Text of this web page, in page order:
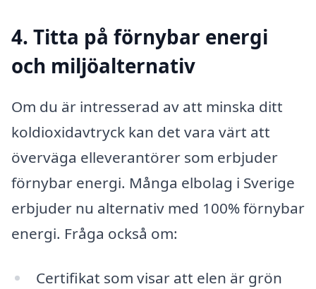
4. Titta på förnybar energi
och miljöalternativ
Om du är intresserad av att minska ditt
koldioxidavtryck kan det vara värt att
överväga elleverantörer som erbjuder
förnybar energi. Många elbolag i Sverige
erbjuder nu alternativ med 100% förnybar
energi. Fråga också om:
Certifikat som visar att elen är grön